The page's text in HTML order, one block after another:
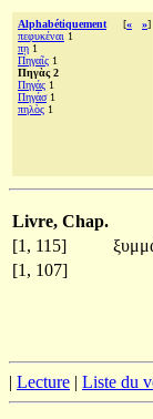
Alphabétiquement [« »]
πεφυκέναι 1
πῃ 1
Πηγαῖς 1
Πηγὰς 2
Πηγάς 1
Πηγάσ1
πηλὸς 1
Livre, Chap.
[1, 115]
[1, 107]
| Lecture | Liste du